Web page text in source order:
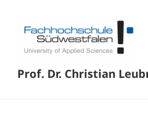
Prof. Dr. Christian